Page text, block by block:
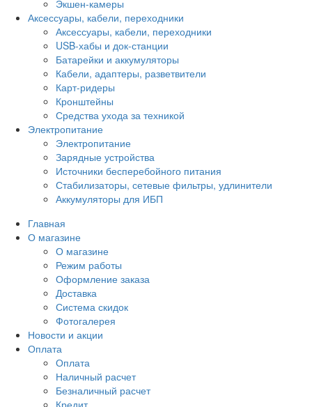
Экшен-камеры
Аксессуары, кабели, переходники
Аксессуары, кабели, переходники
USB-хабы и док-станции
Батарейки и аккумуляторы
Кабели, адаптеры, разветвители
Карт-ридеры
Кронштейны
Средства ухода за техникой
Электропитание
Электропитание
Зарядные устройства
Источники бесперебойного питания
Стабилизаторы, сетевые фильтры, удлинители
Аккумуляторы для ИБП
Главная
О магазине
О магазине
Режим работы
Оформление заказа
Доставка
Система скидок
Фотогалерея
Новости и акции
Оплата
Оплата
Наличный расчет
Безналичный расчет
Кредит